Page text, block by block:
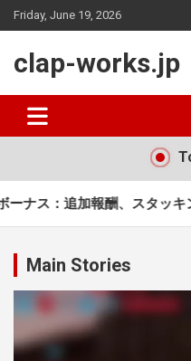
Skip
to
Friday, June 19, 2026
clap-works.jp
ングの利点、戦略 デイ
Main Stories